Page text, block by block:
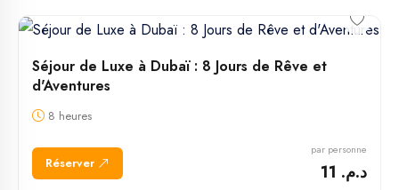
Séjour de Luxe à Dubaï : 8 Jours de Rêve et
d'Aventures
8 heures
Réserver
par personne
د.م. 11